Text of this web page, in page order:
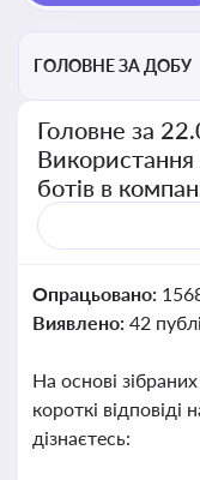
ГОЛОВНЕ ЗА ДОБУ
Головне за
Використання
ботів в
Опрацьовано:
Виявлено: 42
На основі
короткі відповіді
дізнаєтесь: